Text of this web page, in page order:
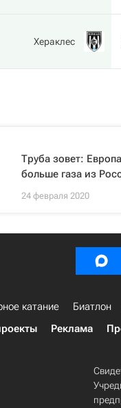
Хераклес
Труба зовет:
больше газа из
24 февраля 2020
катание Биатлон
Реклама